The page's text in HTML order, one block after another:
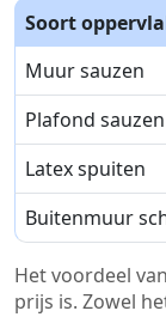
Soort
Muur sauzen
Plafond sauzen
Latex spuiten
Buitenmuur
Het voordeel
prijs is. Zowel